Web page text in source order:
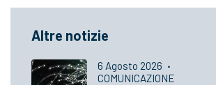
Altre notizie
6 Agosto 2026 ·
COMUNICAZIONE